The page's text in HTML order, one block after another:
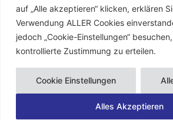
auf „Alle akzeptieren“ klicken, erklären
Verwendung ALLER Cookies
jedoch „Cookie-Einstellungen“
kontrollierte Zustimmung zu erteilen.
Cookie Einstellungen
Alles Akzeptieren
© 2026 Dynamiacs -
Kadence WP